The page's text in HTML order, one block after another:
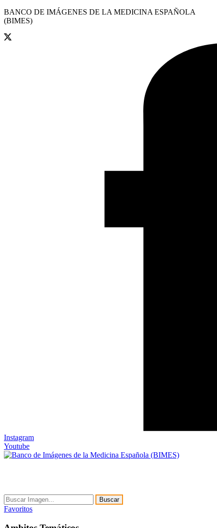
BANCO DE IMÁGENES DE LA MEDICINA ESPAÑOLA
(BIMES)
Instagram
Youtube
Buscar
Favoritos